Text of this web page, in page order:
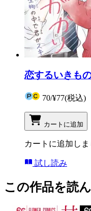
恋するいきも
70/¥77(税込)
カートに追加
カートに追加しま
試し読み
この作品を読